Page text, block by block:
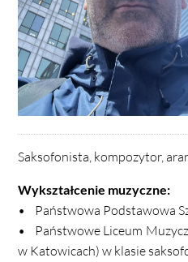
Saksofonista, kompozytor,
Wykształcenie muzyczne:
• Państwowa Podstawowa
• Państwowe Liceum
w Katowicach) w klasie